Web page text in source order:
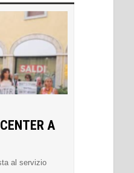
A
al servizio